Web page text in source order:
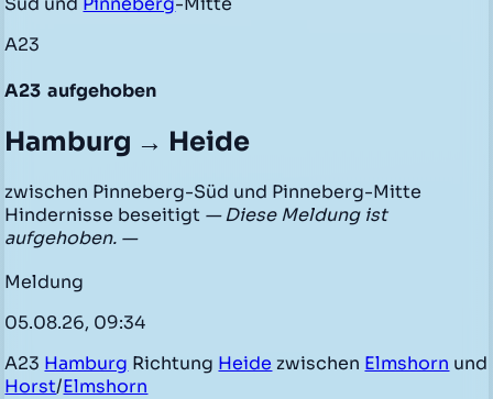
A23
A23 aufgehoben
Hamburg → Heide
zwischen Pinneberg-Süd und Pinneberg-Mitte
Hindernisse beseitigt — Diese Meldung ist
aufgehoben. —
Meldung
05.08.26, 09:34
A23 Hamburg Richtung Heide zwischen Elmshorn und
Horst/Elmshorn